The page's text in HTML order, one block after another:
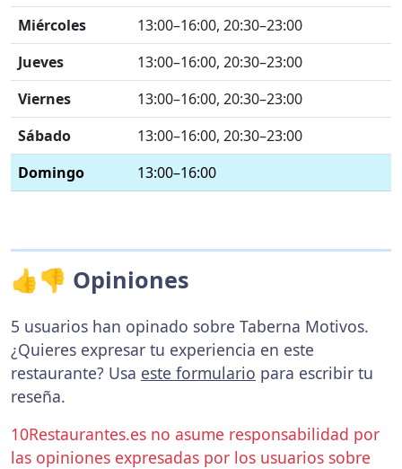
Miércoles
13:00–16:00, 20:30–23:00
Jueves
13:00–16:00, 20:30–23:00
Viernes
13:00–16:00, 20:30–23:00
Sábado
13:00–16:00, 20:30–23:00
Domingo
13:00–16:00
👍👎 Opiniones
5 usuarios han opinado sobre Taberna Motivos.
¿Quieres expresar tu experiencia en este
restaurante? Usa este formulario para escribir tu
reseña.
10Restaurantes.es no asume responsabilidad por
las opiniones expresadas por los usuarios sobre